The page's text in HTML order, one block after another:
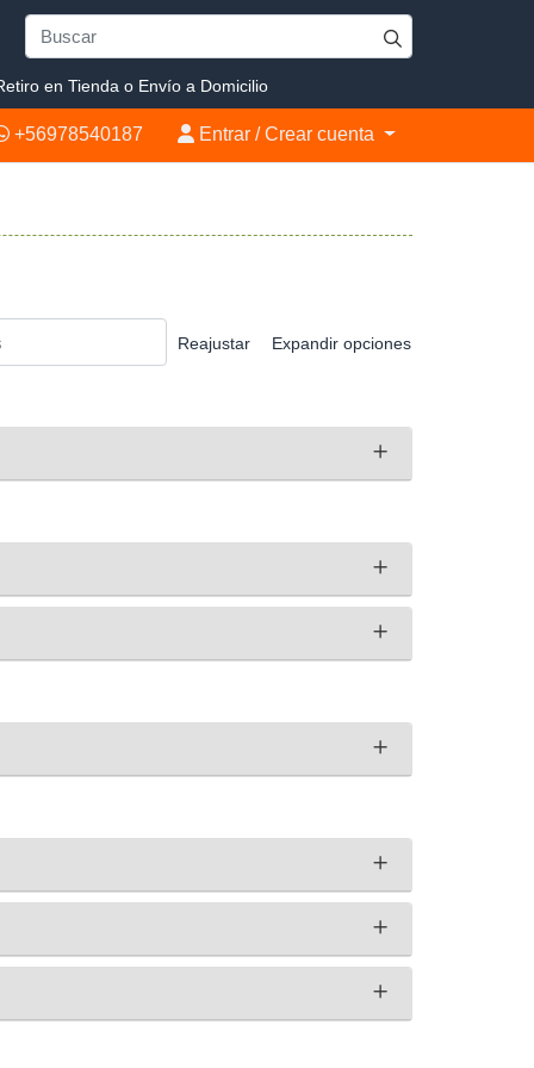
en Tienda o Envío a Domicilio
+56978540187
+56978540187 Entrar / Crear cuenta
Entrar / Crear cuenta
Reajustar Expandir opciones